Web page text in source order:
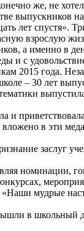
же, не
выпускников
спустя».
взрослую
а именно в
с
2015 года.
– 30 лет
в эти
заслуг
номинации,
мудрые
в школьный